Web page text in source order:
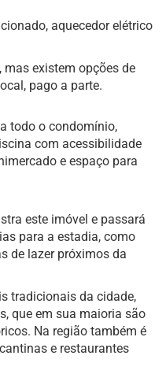
aquecedor elétrico
existem opções de
pago a parte.
todo o condomínio,
com acessibilidade
e espaço para
este imóvel e passará
para a estadia, como
de lazer próximos da
tradicionais da cidade,
que em sua maioria são
Na região também é
e restaurantes